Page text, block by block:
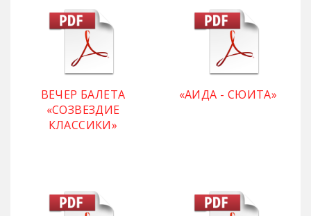
ВЕЧЕР БАЛЕТА
«СОЗВЕЗДИЕ
КЛАССИКИ»
«АИДА - СЮИТА»